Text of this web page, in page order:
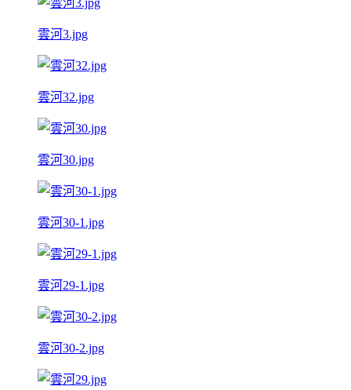
雲河3.jpg
雲河32.jpg
雲河30.jpg
雲河30-1.jpg
雲河29-1.jpg
雲河30-2.jpg